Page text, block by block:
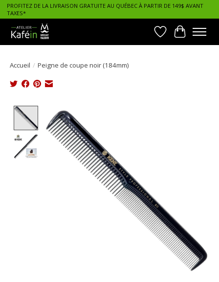
PROFITEZ DE LA LIVRAISON GRATUITE AU QUÉBEC À PARTIR DE 149$ AVANT
TAXES*
Liste dePanier
Accueil / Peigne de coupe noir (184mm)
Product image slideshow Items